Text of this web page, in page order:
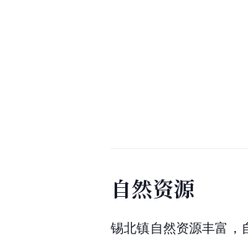
自然资源
锡北镇自然资源丰富，